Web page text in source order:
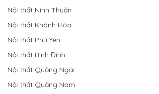
Nội thất Ninh Thuận
Nội thất Khánh Hòa
Nội thất Phú Yên
Nội thất Bình Định
Nội thất Quảng Ngãi
Nội thất Quảng Nam